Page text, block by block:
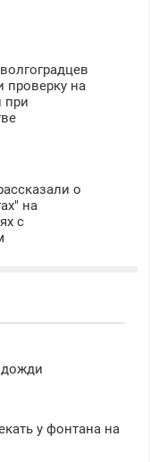
проверку на
при
о
на
с
дожди
у фонтана на